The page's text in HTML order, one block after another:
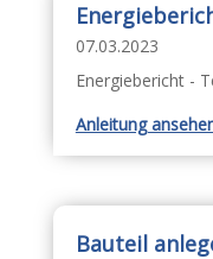
07.03.2023
Energiebericht -
Anleitung
Bauteil